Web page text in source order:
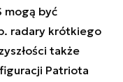
mogą być
radary krótkiego
także
Patriota